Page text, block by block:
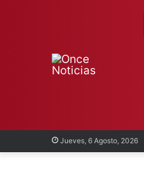
Jueves, 6 Agosto, 2026